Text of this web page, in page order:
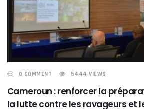
0 COMMENT 5444 VIEWS
Cameroun : renforcer la
la lutte contre les ravageurs et